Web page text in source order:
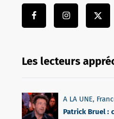
Les lecteurs
A LA UNE,
Patrick Bruel :